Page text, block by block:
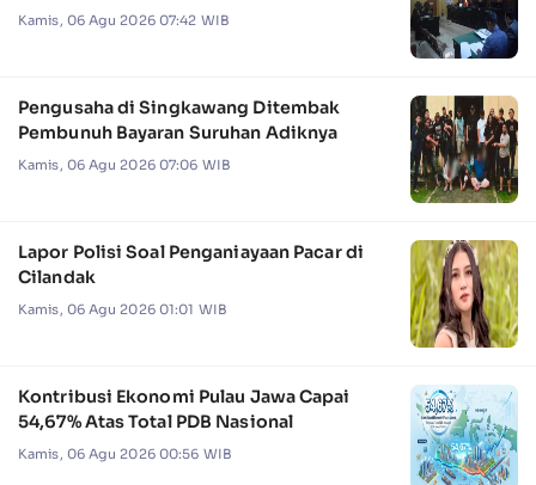
Kamis, 06 Agu 2026 07:42 WIB
Pengusaha di Singkawang Ditembak
Pembunuh Bayaran Suruhan Adiknya
Kamis, 06 Agu 2026 07:06 WIB
Lapor Polisi Soal Penganiayaan Pacar di
Cilandak
Kamis, 06 Agu 2026 01:01 WIB
Kontribusi Ekonomi Pulau Jawa Capai
54,67% Atas Total PDB Nasional
Kamis, 06 Agu 2026 00:56 WIB